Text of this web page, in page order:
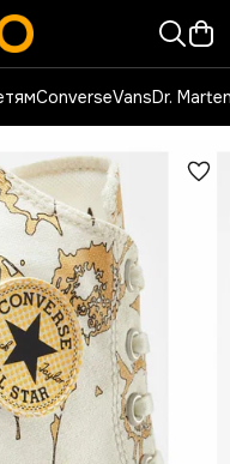
ConverseVansDr.